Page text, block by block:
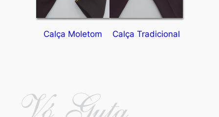
Calça Moletom Calça Tradicional